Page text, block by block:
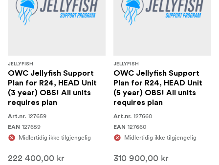
JELLYFISH
OWC Jellyfish Support
Plan for R24, HEAD Unit
(3 year) OBS! All units
requires plan
Art.nr. 127659
EAN 127659
Midlertidig ikke tilgjengelig
222 400,00 kr
JELLYFISH
OWC Jellyfish Support
Plan for R24, HEAD Unit
(5 year) OBS! All units
requires plan
Art.nr. 127660
EAN 127660
Midlertidig ikke tilgjengelig
310 900,00 kr